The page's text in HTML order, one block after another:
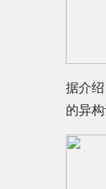
据介
的异